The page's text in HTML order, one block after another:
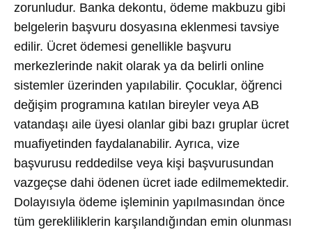
zorunludur. Banka dekontu, ödeme makbuzu gibi
belgelerin başvuru dosyasına eklenmesi tavsiye
edilir. Ücret ödemesi genellikle başvuru
merkezlerinde nakit olarak ya da belirli online
sistemler üzerinden yapılabilir. Çocuklar, öğrenci
değişim programına katılan bireyler veya AB
vatandaşı aile üyesi olanlar gibi bazı gruplar ücret
muafiyetinden faydalanabilir. Ayrıca, vize
başvurusu reddedilse veya kişi başvurusundan
vazgeçse dahi ödenen ücret iade edilmemektedir.
Dolayısıyla ödeme işleminin yapılmasından önce
tüm gerekliliklerin karşılandığından emin olunması